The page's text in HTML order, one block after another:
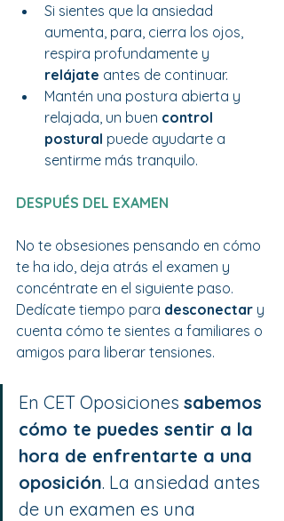
Si sientes que la ansiedad
aumenta, para, cierra los ojos,
respira profundamente y
relájate antes de continuar.
Mantén una postura abierta y
relajada, un buen control
postural puede ayudarte a
sentirme más tranquilo.
DESPUÉS DEL EXAMEN
No te obsesiones pensando en cómo
te ha ido, deja atrás el examen y
concéntrate en el siguiente paso.
Dedícate tiempo para desconectar y
cuenta cómo te sientes a familiares o
amigos para liberar tensiones.
En CET Oposiciones sabemos
cómo te puedes sentir a la
hora de enfrentarte a una
oposición. La ansiedad antes
de un examen es una